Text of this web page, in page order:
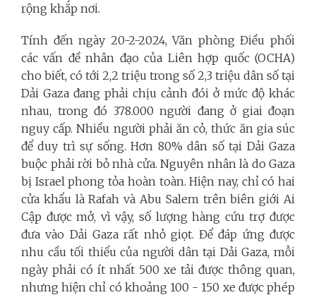
rộng khắp nơi.
Tính đến ngày 20-2-2024, Văn phòng Điều phối
các vấn đề nhân đạo của Liên hợp quốc (OCHA)
cho biết, có tới 2,2 triệu trong số 2,3 triệu dân số tại
Dải Gaza đang phải chịu cảnh đói ở mức độ khác
nhau, trong đó 378.000 người đang ở giai đoạn
nguy cấp. Nhiều người phải ăn cỏ, thức ăn gia súc
để duy trì sự sống. Hơn 80% dân số tại Dải Gaza
buộc phải rời bỏ nhà cửa. Nguyên nhân là do Gaza
bị Israel phong tỏa hoàn toàn. Hiện nay, chỉ có hai
cửa khẩu là Rafah và Abu Salem trên biên giới Ai
Cập được mở, vì vậy, số lượng hàng cứu trợ được
đưa vào Dải Gaza rất nhỏ giọt. Để đáp ứng được
nhu cầu tối thiểu của người dân tại Dải Gaza, mỗi
ngày phải có ít nhất 500 xe tải được thông quan,
nhưng hiện chỉ có khoảng 100 - 150 xe được phép